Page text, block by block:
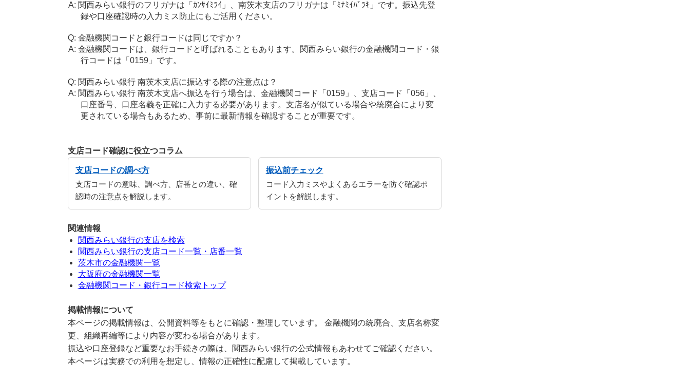
関西みらい銀行のフリガナは「ｶﾝｻｲﾐﾗｲ」、南茨木支店のフリガナは「ﾐﾅﾐｲﾊﾞﾗｷ」です。振込先登
録や口座確認時の入力ミス防止にもご活用ください。
金融機関コードと銀行コードは同じですか？
金融機関コードは、銀行コードと呼ばれることもあります。関西みらい銀行の金融機関コード・銀
行コードは「0159」です。
関西みらい銀行 南茨木支店に振込する際の注意点は？
関西みらい銀行 南茨木支店へ振込を行う場合は、金融機関コード「0159」、支店コード「056」、
口座番号、口座名義を正確に入力する必要があります。支店名が似ている場合や統廃合により変
更されている場合もあるため、事前に最新情報を確認することが重要です。
支店コード確認に役立つコラム
支店コードの調べ方
支店コードの意味、調べ方、店番との違い、確
認時の注意点を解説します。
振込前チェック
コード入力ミスやよくあるエラーを防ぐ確認ポ
イントを解説します。
関連情報
関西みらい銀行の支店を検索
関西みらい銀行の支店コード一覧・店番一覧
茨木市の金融機関一覧
大阪府の金融機関一覧
金融機関コード・銀行コード検索トップ
掲載情報について
本ページの掲載情報は、公開資料等をもとに確認・整理しています。 金融機関の統廃合、支店名称変
更、組織再編等により内容が変わる場合があります。
振込や口座登録など重要なお手続きの際は、関西みらい銀行の公式情報もあわせてご確認ください。
本ページは実務での利用を想定し、情報の正確性に配慮して掲載しています。